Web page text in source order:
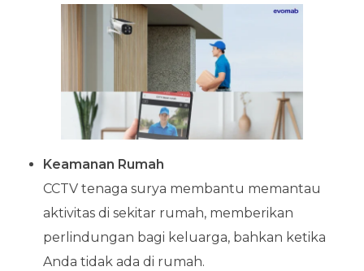
Keamanan Rumah
CCTV tenaga surya membantu memantau
aktivitas di sekitar rumah, memberikan
perlindungan bagi keluarga, bahkan ketika
Anda tidak ada di rumah.